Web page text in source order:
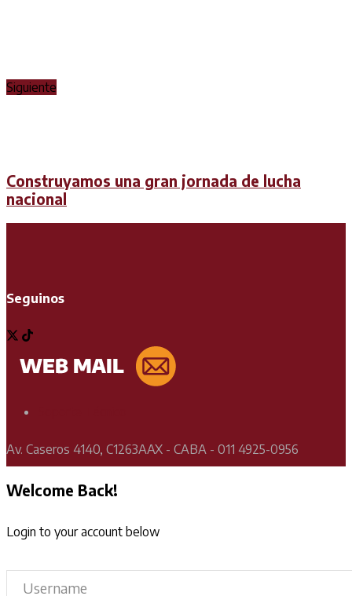
Siguiente
Construyamos una gran jornada de lucha
nacional
Seguinos
Av. Caseros 4140, C1263AAX - CABA - 011 4925-0956
Welcome Back!
Login to your account below